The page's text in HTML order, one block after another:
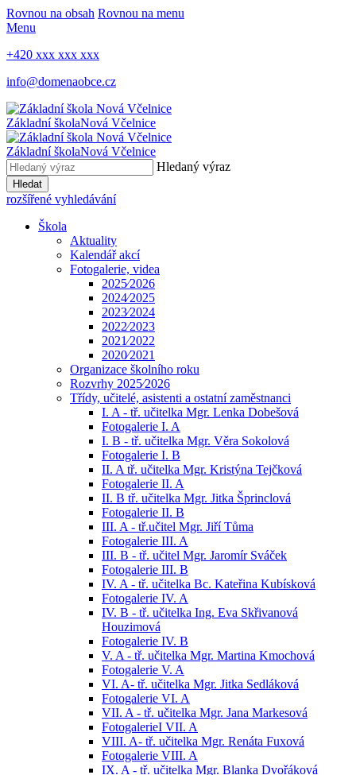
Rovnou na obsah Rovnou na menu
Menu
+420 xxx xxx xxx
info@domenaobce.cz
Základní školaNová Včelnice
Základní školaNová Včelnice
Hledaný výraz
Hledat
rozšířené vyhledávání
Škola
Aktuality
Kalendář akcí
Fotogalerie, videa
2025⁄2026
2024⁄2025
2023⁄2024
2022⁄2023
2021⁄2022
2020⁄2021
Organizace školního roku
Rozvrhy 2025⁄2026
Třídy, učitelé, asistenti a ostatní zaměstnanci
I. A - tř. učitelka Mgr. Lenka Dobešová
Fotogalerie I. A
I. B - tř. učitelka Mgr. Věra Sokolová
Fotogalerie I. B
II. A tř. učitelka Mgr. Kristýna Tejčková
Fotogalerie II. A
II. B tř. učitelka Mgr. Jitka Šprinclová
Fotogalerie II. B
III. A - tř.učitel Mgr. Jiří Tůma
Fotogalerie III. A
III. B - tř. učitel Mgr. Jaromír Sváček
Fotogalerie III. B
IV. A - tř. učitelka Bc. Kateřina Kubísková
Fotogalerie IV. A
IV. B - tř. učitelka Ing. Eva Skřivanová
Houzimová
Fotogalerie IV. B
V. A - tř. učitelka Mgr. Martina Kmochová
Fotogalerie V. A
VI. A- tř. učitelka Mgr. Jitka Sedláková
Fotogalerie VI. A
VII. A - tř. učitelka Mgr. Jana Markesová
FotogalerieI VII. A
VIII. A- tř. učitelka Mgr. Renáta Fuxová
Fotogalerie VIII. A
IX. A - tř. učitelka Mgr. Blanka Dvořáková